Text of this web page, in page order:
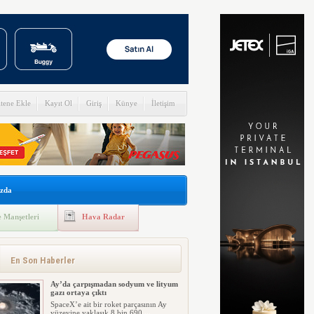
Ekle Kayıt Ol Giriş Künye İletişim
Manşetleri Hava Radar
En Son Haberler
Ay’da çarpışmadan sodyum ve lityum
gazı ortaya çıktı
SpaceX’e ait bir roket parçasının Ay